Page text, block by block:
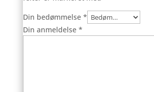
Din bedømmelse *
Din anmeldelse *